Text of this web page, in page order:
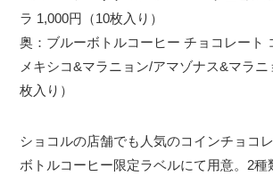
ラ 1,000円（10枚入り）
奥：ブルーボトルコーヒー チョコレート
メキシコ&マラニョン/アマゾナス&マラニ
枚入り）
ショコルの店舗でも人気のコインチョコ
ボトルコーヒー限定ラベルにて用意。2種